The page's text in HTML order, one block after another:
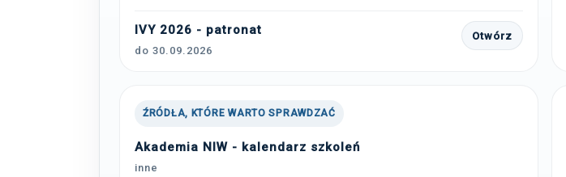
IVY 2026 - patronat
do 30.09.2026
Otwórz
ŹRÓDŁA, KTÓRE WARTO SPRAWDZAĆ
Akademia NIW - kalendarz szkoleń
inne